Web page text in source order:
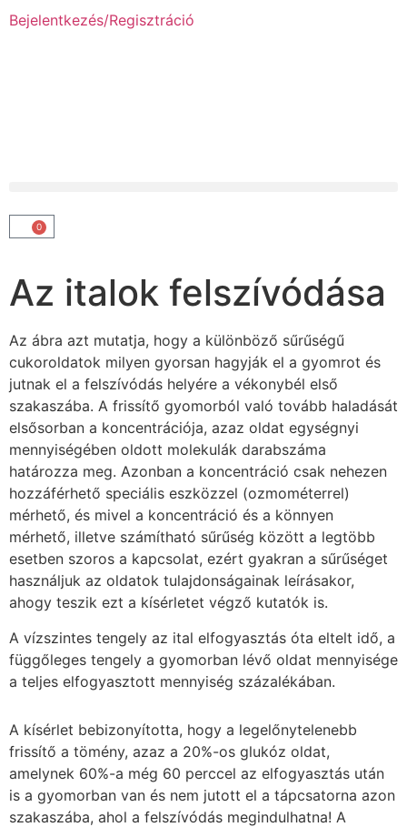
Bejelentkezés/Regisztráció
0
Az italok felszívódása
Az ábra azt mutatja, hogy a különböző sűrűségű
cukoroldatok milyen gyorsan hagyják el a gyomrot és
jutnak el a felszívódás helyére a vékonybél első
szakaszába. A frissítő gyomorból való tovább haladását
elsősorban a koncentrációja, azaz oldat egységnyi
mennyiségében oldott molekulák darabszáma
határozza meg. Azonban a koncentráció csak nehezen
hozzáférhető speciális eszközzel (ozmométerrel)
mérhető, és mivel a koncentráció és a könnyen
mérhető, illetve számítható sűrűség között a legtöbb
esetben szoros a kapcsolat, ezért gyakran a sűrűséget
használjuk az oldatok tulajdonságainak leírásakor,
ahogy teszik ezt a kísérletet végző kutatók is.
A vízszintes tengely az ital elfogyasztás óta eltelt idő, a
függőleges tengely a gyomorban lévő oldat mennyisége
a teljes elfogyasztott mennyiség százalékában.
A kísérlet bebizonyította, hogy a legelőnytelenebb
frissítő a tömény, azaz a 20%-os glukóz oldat,
amelynek 60%-a még 60 perccel az elfogyasztás után
is a gyomorban van és nem jutott el a tápcsatorna azon
szakaszába, ahol a felszívódás megindulhatna! A